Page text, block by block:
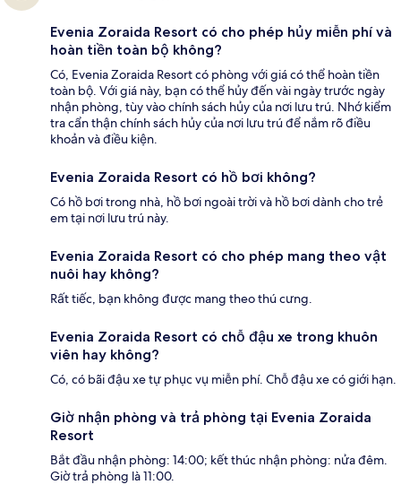
Evenia Zoraida Resort có cho phép hủy miễn phí và
hoàn tiền toàn bộ không?
Có, Evenia Zoraida Resort có phòng với giá có thể hoàn tiền
toàn bộ. Với giá này, bạn có thể hủy đến vài ngày trước ngày
nhận phòng, tùy vào chính sách hủy của nơi lưu trú. Nhớ kiểm
tra cẩn thận chính sách hủy của nơi lưu trú để nắm rõ điều
khoản và điều kiện.
Evenia Zoraida Resort có hồ bơi không?
Có hồ bơi trong nhà, hồ bơi ngoài trời và hồ bơi dành cho trẻ
em tại nơi lưu trú này.
Evenia Zoraida Resort có cho phép mang theo vật
nuôi hay không?
Rất tiếc, bạn không được mang theo thú cưng.
Evenia Zoraida Resort có chỗ đậu xe trong khuôn
viên hay không?
Có, có bãi đậu xe tự phục vụ miễn phí. Chỗ đậu xe có giới hạn.
Giờ nhận phòng và trả phòng tại Evenia Zoraida
Resort
Bắt đầu nhận phòng: 14:00; kết thúc nhận phòng: nửa đêm.
Giờ trả phòng là 11:00.